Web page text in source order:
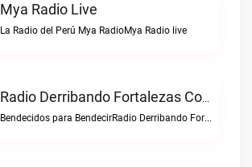
Mya Radio Live
La Radio del Perú Mya RadioMya Radio live
Radio Derribando Fortalezas Con Cristo Live
Bendecidos para BendecirRadio Derribando Fortalezas con Cristo live